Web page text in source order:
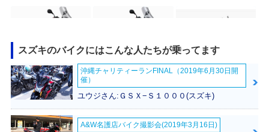
2018年 BURGMA
N 200・カラーチェ
ンジ
2017年 BURGMA
N 200・マイナーチ
ェンジ
2016年 BURGMA
N 200・カラーチェ
ンジ
スズキのバイクにはこんな人たちが乗ってます
沖縄チャリティーランFINAL（2019年6月30日開
催）
ユウジさん:ＧＳＸ−Ｓ１０００(スズキ)
A&W名護店バイク撮影会(2019年3月16日)